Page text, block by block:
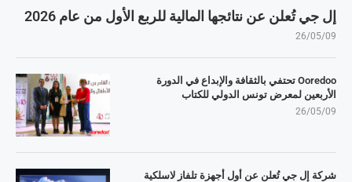
إل جي تُعلن عن نتائجها المالية للربع الأول من عام 2026
26/05/09
Ooredoo تحتفي بالثقافة والإبداع في الدورة
الأربعين لمعرض تونس الدولي للكتاب
26/05/09
شركة إل جي تُعلن عن أول أجهزة تلفاز لاسلكية